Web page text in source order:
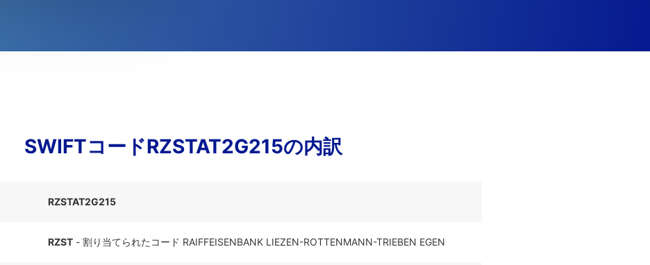
SWIFTコードRZSTAT2G215の内訳
RZSTAT2G215
RZST - 割り当てられたコード RAIFFEISENBANK LIEZEN-ROTTENMANN-TRIEBEN EGEN